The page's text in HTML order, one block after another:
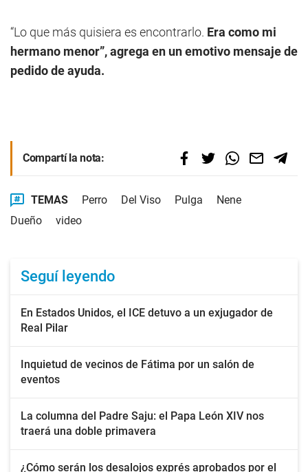
“Lo que más quisiera es encontrarlo. Era como mi
hermano menor”, agrega en un emotivo mensaje de
pedido de ayuda.
Compartí la nota:
TEMAS Perro Del Viso Pulga
Nene
Dueño
video
Seguí leyendo
En Estados Unidos, el ICE detuvo a un exjugador de
Real Pilar
Inquietud de vecinos de Fátima por un salón de
eventos
La columna del Padre Saju: el Papa León XIV nos
traerá una doble primavera
¿Cómo serán los desalojos exprés aprobados por el